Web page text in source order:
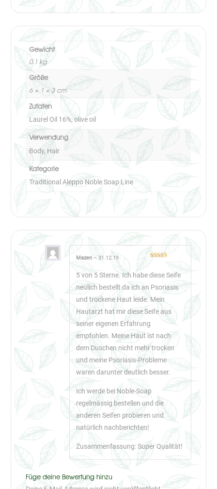
Gewicht
0.1 kg
Größe
6 × 1 × 3 cm
Zutaten
Laurel Oil 16%, olive oil
Verwendung
Body, Hair
Kategorie
Traditional Aleppo Noble Soap Line
5von 5
Mazen – 31.12.19
5 von 5 Sterne. Ich habe diese Seife
neulich bestellt da ich an Psoriasis
und trockene Haut leide. Mein
Hautarzt hat mir diese Seife aus
seiner eigenen Erfahrung
empfohlen. Meine Haut ist nach
dem Duschen nicht mehr trocken
und meine Psoriasis-Probleme
waren darunter deutlich besser.
Ich werde bei Noble-Soap
regelmässig bestellen und die
anderen Seifen probieren und
natürlich nachberichten!
Zusammenfassung: Super Qualität!
Füge deine Bewertung hinzu